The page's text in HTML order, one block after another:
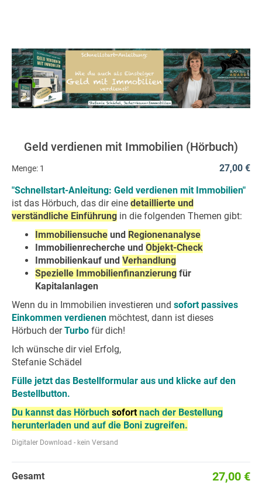
Geld verdienen mit Immobilien (Hörbuch)
Menge: 1
27,00 €
"Schnellstart-Anleitung: Geld verdienen mit Immobilien"
ist das Hörbuch, das dir eine detaillierte und
verständliche Einführung in die folgenden Themen gibt:
Immobiliensuche und Regionenanalyse
Immobilienrecherche und Objekt-Check
Immobilienkauf und Verhandlung
Spezielle Immobilienfinanzierung für
Kapitalanlagen
Wenn du in Immobilien investieren und sofort passives
Einkommen verdienen möchtest, dann ist dieses
Hörbuch derTurbo für dich!
Ich wünsche dir viel Erfolg,
Stefanie Schädel
Fülle jetzt das Bestellformular aus und klicke auf den
Bestellbutton.
Du kannst das Hörbuch sofort nach der Bestellung
herunterladen und auf die Boni zugreifen.
Digitaler Download - kein Versand
Gesamt 27,00 €